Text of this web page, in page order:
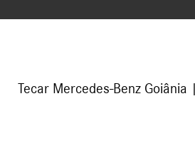
Tecar Mercedes-Benz Goiânia